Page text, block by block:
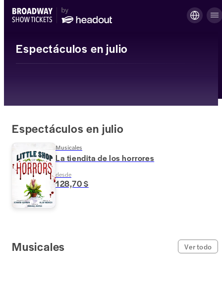
Espectáculos en julio
Espectáculos en julio
Musicales
La tiendita de los horrores
desde
128,70 $
Musicales Ver todo